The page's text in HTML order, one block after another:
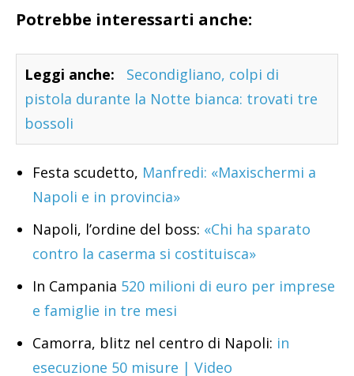
Potrebbe interessarti anche:
Leggi anche:
Secondigliano, colpi di
pistola durante la Notte bianca: trovati tre
bossoli
Festa scudetto, Manfredi: «Maxischermi a
Napoli e in provincia»
Napoli, l’ordine del boss: «Chi ha sparato
contro la caserma si costituisca»
In Campania 520 milioni di euro per imprese
e famiglie in tre mesi
Camorra, blitz nel centro di Napoli: in
esecuzione 50 misure | Video